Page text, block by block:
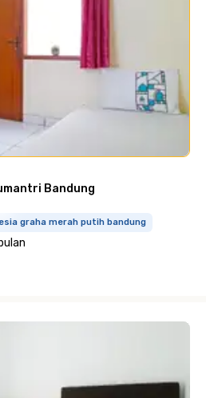
Bandung
graha merah putih bandung
bulan